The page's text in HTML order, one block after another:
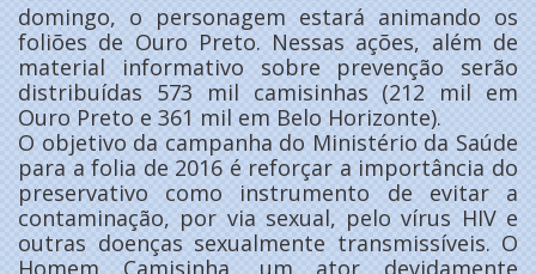
domingo, o personagem estará animando os
foliões de Ouro Preto. Nessas ações, além de
material informativo sobre prevenção serão
distribuídas 573 mil camisinhas (212 mil em
Ouro Preto e 361 mil em Belo Horizonte).
O objetivo da campanha do Ministério da Saúde
para a folia de 2016 é reforçar a importância do
preservativo como instrumento de evitar a
contaminação, por via sexual, pelo vírus HIV e
outras doenças sexualmente transmissíveis. O
Homem Camisinha, um ator devidamente